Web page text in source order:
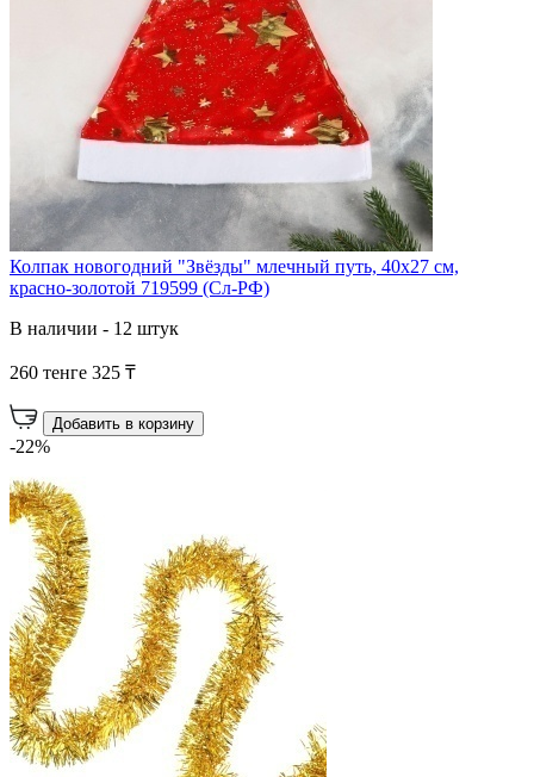
Колпак новогодний "Звёзды" млечный путь, 40х27 см,
красно-золотой 719599 (Сл-РФ)
В наличии - 12 штук
260 тенге 325 ₸
Добавить в корзину
-22%